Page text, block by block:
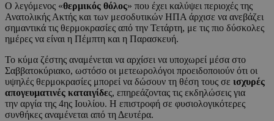
Ο λεγόμενος «θερμικός θόλος» που έχει καλύψει περιοχές της
Ανατολικής Ακτής και των μεσοδυτικών ΗΠΑ άρχισε να ανεβάζει
σημαντικά τις θερμοκρασίες από την Τετάρτη, με τις πιο δύσκολες
ημέρες να είναι η Πέμπτη και η Παρασκευή.
Το κύμα ζέστης αναμένεται να αρχίσει να υποχωρεί μέσα στο
Σαββατοκύριακο, ωστόσο οι μετεωρολόγοι προειδοποιούν ότι οι
υψηλές θερμοκρασίες μπορεί να δώσουν τη θέση τους σε ισχυρές
απογευματινές καταιγίδες, επηρεάζοντας τις εκδηλώσεις για
την αργία της 4ης Ιουλίου. Η επιστροφή σε φυσιολογικότερες
συνθήκες αναμένεται από τη Δευτέρα.